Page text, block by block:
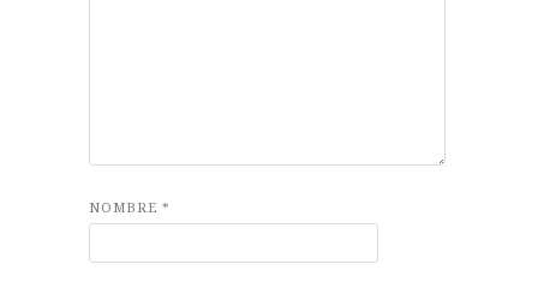
NOMBRE *